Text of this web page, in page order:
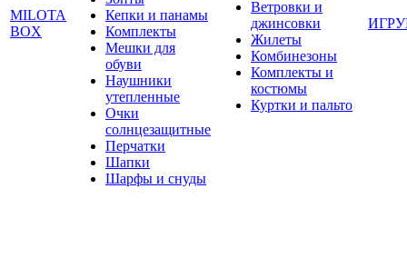
MILOTA
BOX
Кепки и панамы
Комплекты
Мешки для
обуви
Наушники
утепленные
Очки
солнцезащитные
Перчатки
Шапки
Шарфы и снуды
Ветровки и
джинсовки
Жилеты
Комбинезоны
Комплекты и
костюмы
Куртки и пальто